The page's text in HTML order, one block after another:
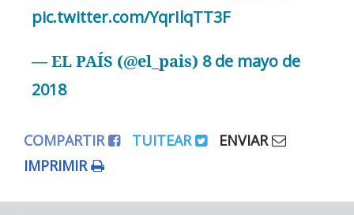
pic.twitter.com/YqrIlqTT3F
— EL PAÍS (@el_pais) 8 de mayo de
2018
COMPARTIR TUITEAR
ENVIAR
IMPRIMIR